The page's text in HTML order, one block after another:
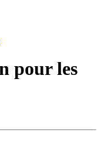
pour les